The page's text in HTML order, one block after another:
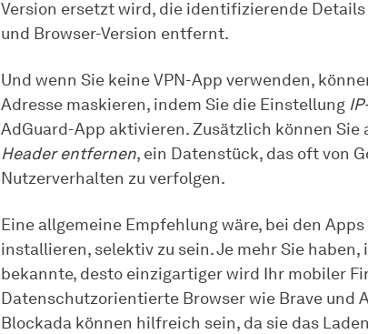
Version ersetzt wird, die identifizierende Details
und Browser-Version entfernt.
Und wenn Sie keine VPN-App verwenden,
Adresse maskieren, indem Sie die Einstellung
AdGuard-App aktivieren. Zusätzlich können Sie
Header entfernen, ein Datenstück, das oft von
Nutzerverhalten zu verfolgen.
Eine allgemeine Empfehlung wäre, bei den
installieren, selektiv zu sein. Je mehr Sie
bekannte, desto einzigartiger wird Ihr mobiler
Datenschutzorientierte Browser wie Brave und
Blockada können hilfreich sein, da sie das